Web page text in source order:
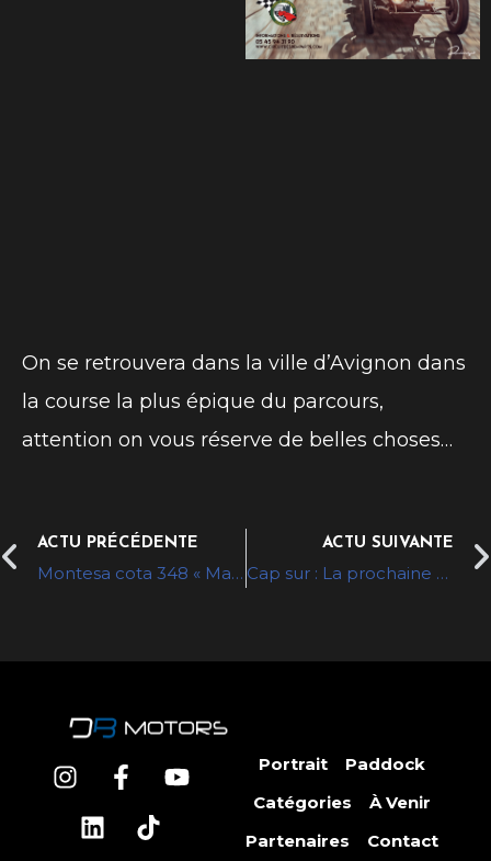
On se retrouvera dans la ville d’Avignon dans
la course la plus épique du parcours,
attention on vous réserve de belles choses…
ACTU PRÉCÉDENTE
Montesa cota 348 « Malcolm Rathmell »
ACTU SUIVANTE
Cap sur : La prochaine édition du tour auto
Portrait
Paddock
Catégories
À Venir
Partenaires
Contact